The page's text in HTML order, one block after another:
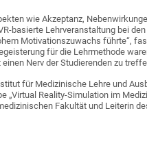
wie Akzeptanz,
basierte Lehrveranstaltung bei
Motivationszuwachs führte“,
für die Lehrmethode
Nerv der Studierenden zu
für Medizinische Lehre und
Reality-Simulation im
Fakultät und Leiterin